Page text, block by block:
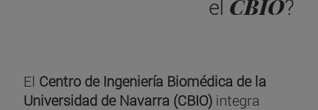
el CBIO?
El Centro de Ingeniería Biomédica de la
Universidad de Navarra (CBIO) integra